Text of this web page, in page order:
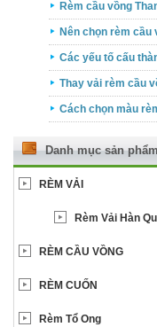
Rèm cầu vồng
Nên chọn rèm cầu
Các yếu tố cấu
Thay vải rèm cầu
Cách chọn màu
Danh mục sản
RÈM VẢI
Rèm Vải Hàn
RÈM CẦU VỒNG
RÈM CUỐN
Rèm Tổ Ong